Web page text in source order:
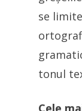
se
tonul
Cele